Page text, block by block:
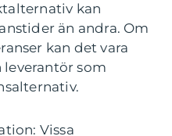
kan
än andra. Om
kan det vara
som
Vissa